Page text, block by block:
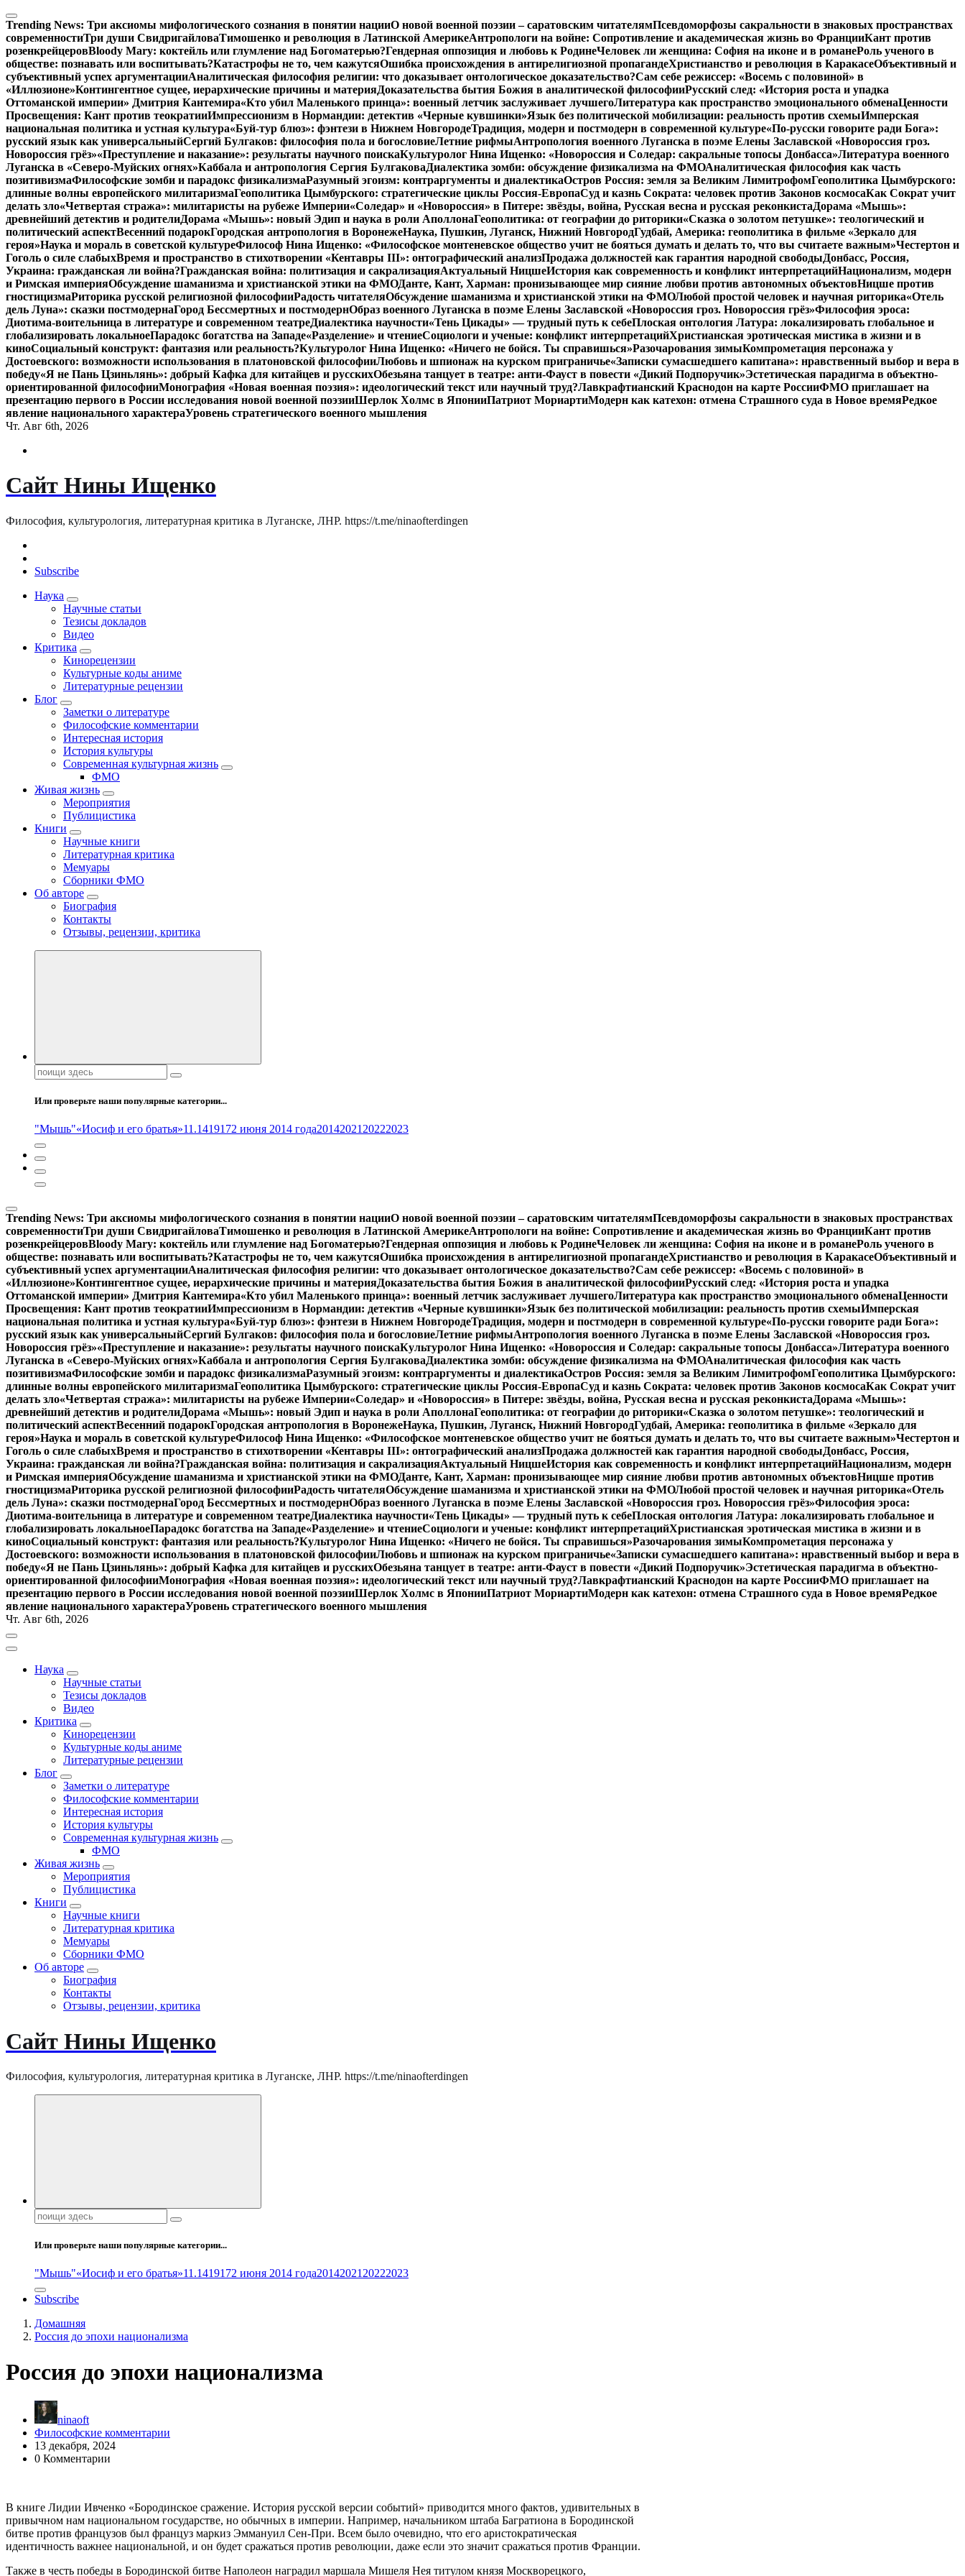
Перейти
к
содержимому
Trending News: Три аксиомы мифологического сознания в понятии нацииО новой военной поэзии – саратовским читателямПсевдоморфозы сакральности в знаковых пространствах
современностиТри души СвидригайловаТимошенко и революция в Латинской АмерикеАнтропологи на войне: Сопротивление и академическая жизнь во ФранцииКант против
розенкрейцеровBloody Mary: коктейль или глумление над Богоматерью?Гендерная оппозиция и любовь к РодинеЧеловек ли женщина: София на иконе и в романеРоль ученого в
обществе: познавать или воспитывать?Катастрофы не то, чем кажутсяОшибка происхождения в антирелигиозной пропагандеХристианство и революция в КаракасеОбъективный и
субъективный успех аргументацииАналитическая философия религии: что доказывает онтологическое доказательство?Сам себе режиссер: «Восемь с половиной» в
«Иллюзионе»Контингентное сущее, иерархические причины и материяДоказательства бытия Божия в аналитической философииРусский след: «История роста и упадка
Оттоманской империи» Дмитрия Кантемира«Кто убил Маленького принца»: военный летчик заслуживает лучшегоЛитература как пространство эмоционального обменаЦенности
Просвещения: Кант против теократииИмпрессионизм в Нормандии: детектив «Черные кувшинки»Язык без политической мобилизации: реальность против схемыИмперская
национальная политика и устная культура«Буй-тур блюз»: фэнтези в Нижнем НовгородеТрадиция, модерн и постмодерн в современной культуре«По-русски говорите ради Бога»:
русский язык как универсальныйСергий Булгаков: философия пола и богословиеЛетние рифмыАнтропология военного Луганска в поэме Елены Заславской «Новороссия гроз.
Новороссия грёз»«Преступление и наказание»: результаты научного поискаКультуролог Нина Ищенко: «Новороссия и Соледар: сакральные топосы Донбасса»Литература военного
Луганска в «Северо-Муйских огнях»Каббала и антропология Сергия БулгаковаДиалектика зомби: обсуждение физикализма на ФМОАналитическая философия как часть
позитивизмаФилософские зомби и парадокс физикализмаРазумный эгоизм: контраргументы и диалектикаОстров Россия: земля за Великим ЛимитрофомГеополитика Цымбурского:
длинные волны европейского милитаризмаГеополитика Цымбурского: стратегические циклы Россия-ЕвропаСуд и казнь Сократа: человек против Законов космосаКак Сократ учит
делать зло«Четвертая стража»: милитаристы на рубеже Империи«Соледар» и «Новороссия» в Питере: звёзды, война, Русская весна и русская реконкистаДорама «Мышь»:
древнейший детектив и родителиДорама «Мышь»: новый Эдип и наука в роли АполлонаГеополитика: от географии до риторики«Сказка о золотом петушке»: теологический и
политический аспектВесенний подарокГородская антропология в ВоронежеНаука, Пушкин, Луганск, Нижний НовгородГудбай, Америка: геополитика в фильме «Зеркало для
героя»Наука и мораль в советской культуреФилософ Нина Ищенко: «Философское монтеневское общество учит не бояться думать и делать то, что вы считаете важным»Честертон и
Гоголь о силе слабыхВремя и пространство в стихотворении «Кентавры III»: онтографический анализПродажа должностей как гарантия народной свободыДонбасс, Россия,
Украина: гражданская ли война?Гражданская война: политизация и сакрализацияАктуальный НицшеИстория как современность и конфликт интерпретацийНационализм, модерн
и Римская империяОбсуждение шаманизма и христианской этики на ФМОДанте, Кант, Харман: пронизывающее мир сияние любви против автономных объектовНицше против
гностицизмаРиторика русской религиозной философииРадость читателяОбсуждение шаманизма и христианской этики на ФМОЛюбой простой человек и научная риторика«Отель
дель Луна»: сказки постмодернаГород Бессмертных и постмодернОбраз военного Луганска в поэме Елены Заславской «Новороссия гроз. Новороссия грёз»Философия эроса:
Диотима-воительница в литературе и современном театреДиалектика научности«Тень Цикады» — трудный путь к себеПлоская онтология Латура: локализировать глобальное и
глобализировать локальноеПарадокс богатства на Западе«Разделение» и чтениеСоциологи и ученые: конфликт интерпретацийХристианская эротическая мистика в жизни и в
киноСоциальный конструкт: фантазия или реальность?Культуролог Нина Ищенко: «Ничего не бойся. Ты справишься»Разочарования зимыКомпрометация персонажа у
Достоевского: возможности использования в платоновской философииЛюбовь и шпионаж на курском приграничье«Записки сумасшедшего капитана»: нравственный выбор и вера в
победу«Я не Пань Цзиньлянь»: добрый Кафка для китайцев и русскихОбезьяна танцует в театре: анти-Фауст в повести «Дикий Подпоручик»Эстетическая парадигма в объектно-
ориентированной философииМонография «Новая военная поэзия»: идеологический текст или научный труд?Лавкрафтианский Краснодон на карте РоссииФМО приглашает на
презентацию первого в России исследования новой военной поэзииШерлок Холмс в ЯпонииПатриот МориартиМодерн как катехон: отмена Страшного суда в Новое времяРедкое
явление национального характераУровень стратегического военного мышления
Чт. Авг 6th, 2026
Сайт Нины Ищенко
Философия, культурология, литературная критика в Луганске, ЛНР. https://t.me/ninaofterdingen
Subscribe
Наука
Научные статьи
Тезисы докладов
Видео
Критика
Кинорецензии
Культурные коды аниме
Литературные рецензии
Блог
Заметки о литературе
Философские комментарии
Интересная история
История культуры
Современная культурная жизнь
ФМО
Живая жизнь
Мероприятия
Публицистика
Книги
Научные книги
Литературная критика
Мемуары
Сборники ФМО
Об авторе
Биография
Контакты
Отзывы, рецензии, критика
Поиск:
Или проверьте наши популярные категории...
"Мышь"«Иосиф и его братья»11.1419172 июня 2014 года20142021 20222023
Trending News: Три аксиомы мифологического сознания в понятии нацииО новой военной поэзии – саратовским читателямПсевдоморфозы сакральности в знаковых пространствах
современностиТри души СвидригайловаТимошенко и революция в Латинской АмерикеАнтропологи на войне: Сопротивление и академическая жизнь во ФранцииКант против
розенкрейцеровBloody Mary: коктейль или глумление над Богоматерью?Гендерная оппозиция и любовь к РодинеЧеловек ли женщина: София на иконе и в романеРоль ученого в
обществе: познавать или воспитывать?Катастрофы не то, чем кажутсяОшибка происхождения в антирелигиозной пропагандеХристианство и революция в КаракасеОбъективный и
субъективный успех аргументацииАналитическая философия религии: что доказывает онтологическое доказательство?Сам себе режиссер: «Восемь с половиной» в
«Иллюзионе»Контингентное сущее, иерархические причины и материяДоказательства бытия Божия в аналитической философииРусский след: «История роста и упадка
Оттоманской империи» Дмитрия Кантемира«Кто убил Маленького принца»: военный летчик заслуживает лучшегоЛитература как пространство эмоционального обменаЦенности
Просвещения: Кант против теократииИмпрессионизм в Нормандии: детектив «Черные кувшинки»Язык без политической мобилизации: реальность против схемыИмперская
национальная политика и устная культура«Буй-тур блюз»: фэнтези в Нижнем НовгородеТрадиция, модерн и постмодерн в современной культуре«По-русски говорите ради Бога»:
русский язык как универсальныйСергий Булгаков: философия пола и богословиеЛетние рифмыАнтропология военного Луганска в поэме Елены Заславской «Новороссия гроз.
Новороссия грёз»«Преступление и наказание»: результаты научного поискаКультуролог Нина Ищенко: «Новороссия и Соледар: сакральные топосы Донбасса»Литература военного
Луганска в «Северо-Муйских огнях»Каббала и антропология Сергия БулгаковаДиалектика зомби: обсуждение физикализма на ФМОАналитическая философия как часть
позитивизмаФилософские зомби и парадокс физикализмаРазумный эгоизм: контраргументы и диалектикаОстров Россия: земля за Великим ЛимитрофомГеополитика Цымбурского:
длинные волны европейского милитаризмаГеополитика Цымбурского: стратегические циклы Россия-ЕвропаСуд и казнь Сократа: человек против Законов космосаКак Сократ учит
делать зло«Четвертая стража»: милитаристы на рубеже Империи«Соледар» и «Новороссия» в Питере: звёзды, война, Русская весна и русская реконкистаДорама «Мышь»:
древнейший детектив и родителиДорама «Мышь»: новый Эдип и наука в роли АполлонаГеополитика: от географии до риторики«Сказка о золотом петушке»: теологический и
политический аспектВесенний подарокГородская антропология в ВоронежеНаука, Пушкин, Луганск, Нижний НовгородГудбай, Америка: геополитика в фильме «Зеркало для
героя»Наука и мораль в советской культуреФилософ Нина Ищенко: «Философское монтеневское общество учит не бояться думать и делать то, что вы считаете важным»Честертон и
Гоголь о силе слабыхВремя и пространство в стихотворении «Кентавры III»: онтографический анализПродажа должностей как гарантия народной свободыДонбасс, Россия,
Украина: гражданская ли война?Гражданская война: политизация и сакрализацияАктуальный НицшеИстория как современность и конфликт интерпретацийНационализм, модерн
и Римская империяОбсуждение шаманизма и христианской этики на ФМОДанте, Кант, Харман: пронизывающее мир сияние любви против автономных объектовНицше против
гностицизмаРиторика русской религиозной философииРадость читателяОбсуждение шаманизма и христианской этики на ФМОЛюбой простой человек и научная риторика«Отель
дель Луна»: сказки постмодернаГород Бессмертных и постмодернОбраз военного Луганска в поэме Елены Заславской «Новороссия гроз. Новороссия грёз»Философия эроса:
Диотима-воительница в литературе и современном театреДиалектика научности«Тень Цикады» — трудный путь к себеПлоская онтология Латура: локализировать глобальное и
глобализировать локальноеПарадокс богатства на Западе«Разделение» и чтениеСоциологи и ученые: конфликт интерпретацийХристианская эротическая мистика в жизни и в
киноСоциальный конструкт: фантазия или реальность?Культуролог Нина Ищенко: «Ничего не бойся. Ты справишься»Разочарования зимыКомпрометация персонажа у
Достоевского: возможности использования в платоновской философииЛюбовь и шпионаж на курском приграничье«Записки сумасшедшего капитана»: нравственный выбор и вера в
победу«Я не Пань Цзиньлянь»: добрый Кафка для китайцев и русскихОбезьяна танцует в театре: анти-Фауст в повести «Дикий Подпоручик»Эстетическая парадигма в объектно-
ориентированной философииМонография «Новая военная поэзия»: идеологический текст или научный труд?Лавкрафтианский Краснодон на карте РоссииФМО приглашает на
презентацию первого в России исследования новой военной поэзииШерлок Холмс в ЯпонииПатриот МориартиМодерн как катехон: отмена Страшного суда в Новое времяРедкое
явление национального характераУровень стратегического военного мышления
Чт. Авг 6th, 2026
Наука
Научные статьи
Тезисы докладов
Видео
Критика
Кинорецензии
Культурные коды аниме
Литературные рецензии
Блог
Заметки о литературе
Философские комментарии
Интересная история
История культуры
Современная культурная жизнь
ФМО
Живая жизнь
Мероприятия
Публицистика
Книги
Научные книги
Литературная критика
Мемуары
Сборники ФМО
Об авторе
Биография
Контакты
Отзывы, рецензии, критика
Сайт Нины Ищенко
Философия, культурология, литературная критика в Луганске, ЛНР. https://t.me/ninaofterdingen
Поиск:
Или проверьте наши популярные категории...
"Мышь"«Иосиф и его братья»11.1419172 июня 2014 года2014202120222023
Subscribe
Домашняя
Россия до эпохи национализма
Россия до эпохи национализма
ninaoft
Философские комментарии
13 декабря, 2024
0 Комментарии
В книге Лидии Ивченко «Бородинское сражение. История русской версии событий» приводится много фактов, удивительных в
привычном нам национальном государстве, но обычных в империи. Например, начальником штаба Багратиона в Бородинской
битве против французов был француз маркиз Эммануил Сен-При. Всем было очевидно, что его аристократическая
идентичность важнее национальной, и он будет сражаться против революции, даже если это значит сражаться против Франции.
Также в честь победы в Бородинской битве Наполеон наградил маршала Мишеля Нея титулом князя Москворецкого,